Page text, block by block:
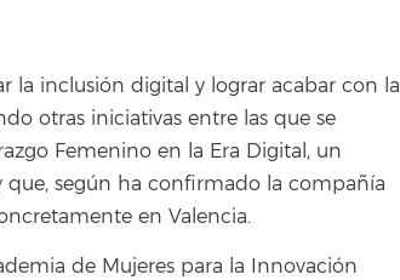
la inclusión digital y lograr acabar con la
otras iniciativas entre las que se
Femenino en la Era Digital, un
que, según ha confirmado la compañía
en Valencia.
de Mujeres para la Innovación